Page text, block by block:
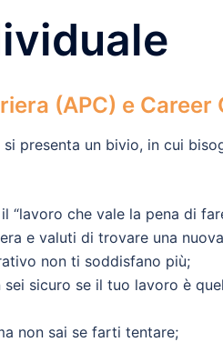
(APC) e Career
presenta un bivio, in cui
che vale la pena di
e valuti di trovare una
non ti soddisfano più;
sicuro se il tuo lavoro è
non sai se farti tentare;